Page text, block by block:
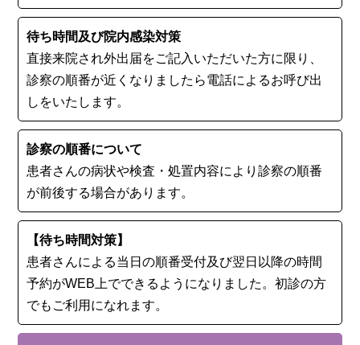
待ち時間及び院内感染対策
直接来院され外出届をご記入いただいた方に限り、
診察の順番が近くなりましたら電話によるお呼び出
しをいたします。
診察の順番について
患者さんの病状や検査・処置内容により診察の順番
が前後する場合があります。
【待ち時間対策】
患者さんによる当日の順番受付及び翌日以降の時間
予約がWEB上でできるようになりました。初診の⽅
でもご利用になれます。